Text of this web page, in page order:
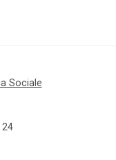
Sociale
24